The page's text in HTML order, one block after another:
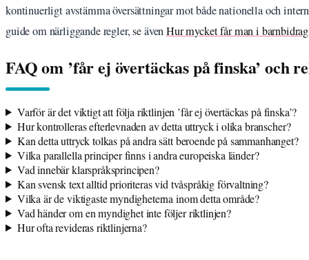
kontinuerligt avstämma översättningar mot både nationella och
guide om närliggande regler, se ävenHur mycket får man i
FAQ om ’får ej övertäckas på finska’ och
Varför är det viktigt att följa riktlinjen ’får ej övertäckas på finska’?
Hur kontrolleras efterlevnaden av detta uttryck i olika branscher?
Kan detta uttryck tolkas på andra sätt beroende på sammanhanget?
Vilka parallella principer finns i andra europeiska länder?
Vad innebär klarspråksprincipen?
Kan svensk text alltid prioriteras vid tvåspråkig förvaltning?
Vilka är de viktigaste myndigheterna inom detta område?
Vad händer om en myndighet inte följer riktlinjen?
Hur ofta revideras riktlinjerna?